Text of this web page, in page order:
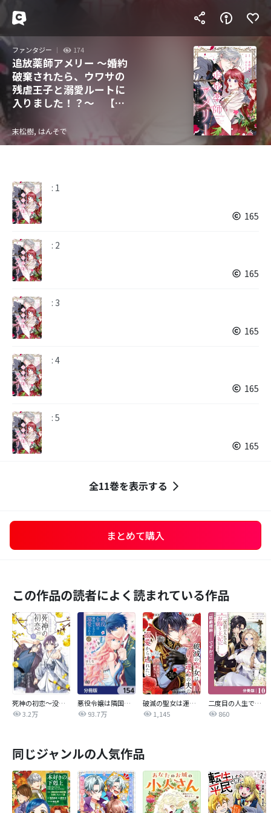
ファンタジー 174
追放薬師アメリー ～婚約
破棄されたら、ウワサの
残虐王子と溺愛ルートに
入りました！？～ 【連
末松樹, はんそで
: 1
165
: 2
165
: 3
165
: 4
165
: 5
165
全11巻を表示する
まとめて購入
この作品の読者によく読まれている作品
死神の初恋～没落華族の令嬢は愛を知らない死神に嫁ぐ～
3.2万
悪役令嬢は隣国の王太子に溺愛される【分冊版】
93.7万
破滅の聖女は運命の夫の溺愛から逃れたい
1,145
二度目の人生では、お飾り王妃になりません！【分冊版】
860
同じジャンルの人気作品